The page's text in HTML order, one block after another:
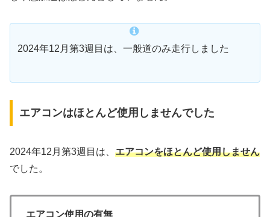
2024年12月第3週目は、一般道のみ走行しました
エアコンはほとんど使用しませんでした
2024年12月第3週目は、 エアコンをほとんど使用しません
でした。
エアコン使用の有無